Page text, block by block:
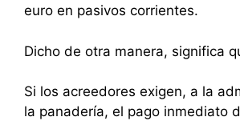
euro en pasivos corrientes.
Dicho de otra manera, significa
Si los acreedores exigen, a la
la panadería, el pago inmediato